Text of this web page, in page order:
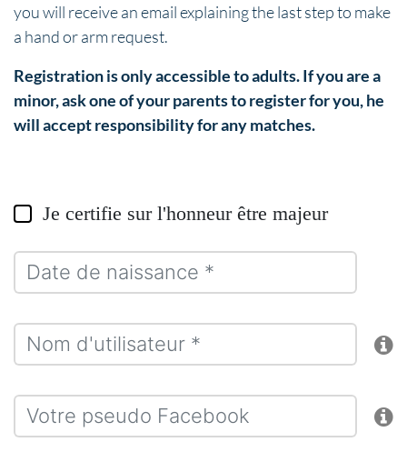
you will receive an email explaining the last step to make
a hand or arm request.
Registration is only accessible to adults. If you are a
minor, ask one of your parents to register for you, he
will accept responsibility for any matches.
Je certifie sur l'honneur être majeur